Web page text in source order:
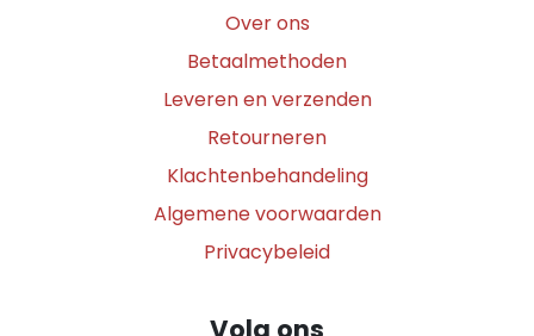
Over ons
Betaalmethoden
Leveren en verzenden
Retourneren
Klachtenbehandeling
Algemene voorwaarden
Privacybeleid